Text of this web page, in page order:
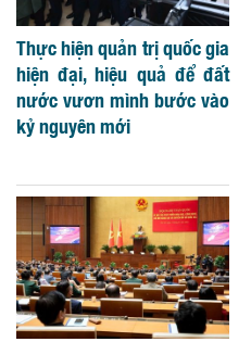
Thực hiện quản trị quốc gia
hiện đại, hiệu quả để đất
nước vươn mình bước vào
kỷ nguyên mới